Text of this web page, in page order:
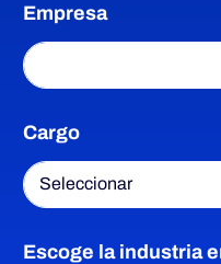
v
e
r
i
a
c
ó
Empresa
Cargo
Escoge la industria